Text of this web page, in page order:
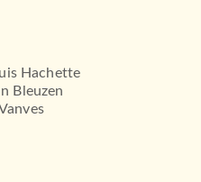
Hachette
Bleuzen